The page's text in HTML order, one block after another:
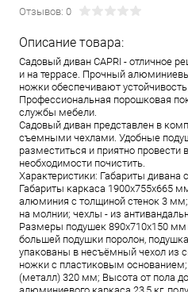
Отзывов: 0
Описание товара:
Садовый диван CAPRI - отличное
и на террасе. Прочный
ножки обеспечивают
Профессиональная порошковая
службы мебели.
Садовый диван представлен в
съемными чехлами. Удобные
разместиться и приятно
необходимости почистить.
Характеристики: Габариты
Габариты каркаса 1900х755х665
алюминия с толщиной стенок 3
на молнии; чехлы - из
Размеры подушек 890х710x150
большей подушки поролон,
упакованы в несъёмный чехол из
ножки с пластиковым
(металл) 320 мм; Высота от пола